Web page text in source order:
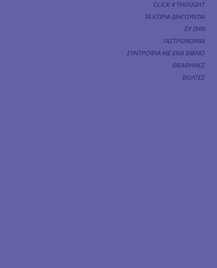
CLICK 4 THOUGHT
ΤΑ ΚΤΙΡΙΑ ΔΙΗΓΟΥΝΤΑΙ
ΕΥ ΖΗΝ
ΓΑΣΤΡΟΝΟΜΙΑ
ΣΥΝΤΡΟΦΙΑ ΜΕ ΕΝΑ ΒΙΒΛΙΟ
ΘΕΑΘΗΝΕΣ
ΒΟΛΤΕΣ